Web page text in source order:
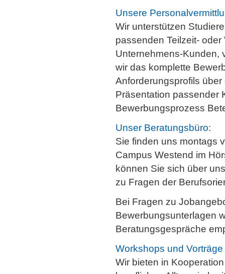
Unsere
Wir unterstützen
passenden Teilzeit-
Unternehmens-Kunden,
wir das komplette
Anforderungsprofils
Präsentation passender
Bewerbungsprozess
Unser Beratungsbüro:
Sie finden uns montags
Campus Westend im
können Sie sich über
zu Fragen der
Bei Fragen zu
Bewerbungsunterlagen
Beratungsgespräche
Workshops und Vorträge
Wir bieten in